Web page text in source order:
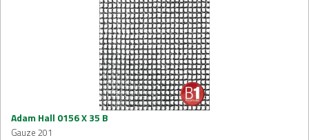
Adam Hall 0156 X 35 B
Gauze 201